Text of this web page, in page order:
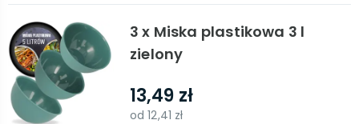
3 x Miska plastikowa 3 l
zielony
13,49 zł
od12,41 zł